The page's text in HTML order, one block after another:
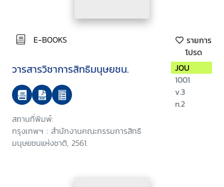
E-BOOKS
รายการ
โปรด
วารสารวิชาการสิทธิมนุษยชน.
สถานที่พิมพ์:
กรุงเทพฯ : สำนักงานคณะกรรมการสิทธิ
มนุษยชนแห่งชาติ, 2561.
JOU
1001
v.3
n.2